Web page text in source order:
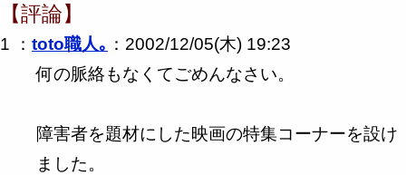
【評論】
1 ： toto職人｡ ：2002/12/05(木) 19:23
何の脈絡もなくてごめんなさい。
障害者を題材にした映画の特集コーナーを設け
ました。